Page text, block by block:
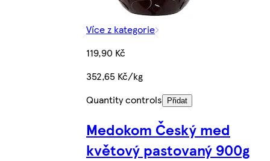
Více z kategorie
119,90 Kč
352,65 Kč/kg
Quantity controls
Přidat
Medokom Český med
květový pastovaný 900g